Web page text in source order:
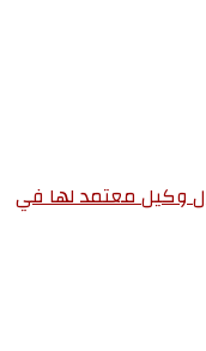
وكيل معتمد لها في